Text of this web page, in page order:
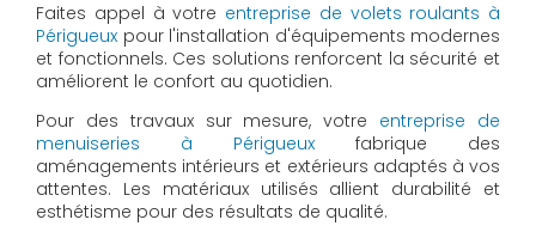
Faites appel à votre entreprise de volets roulants à
Périgueux pour l'installation d'équipements modernes
et fonctionnels. Ces solutions renforcent la sécurité et
améliorent le confort au quotidien.
Pour des travaux sur mesure, votre entreprise de
menuiseries à Périgueux fabrique des
aménagements intérieurs et extérieurs adaptés à vos
attentes. Les matériaux utilisés allient durabilité et
esthétisme pour des résultats de qualité.